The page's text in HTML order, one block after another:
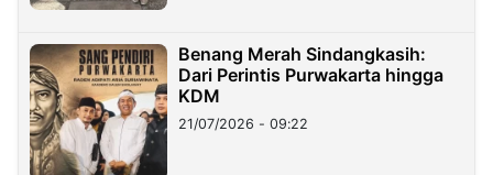
Benang Merah Sindangkasih:
Dari Perintis Purwakarta hingga
KDM
21/07/2026 - 09:22